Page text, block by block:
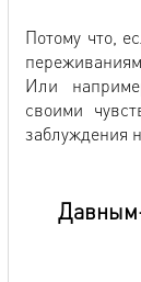
Потому что,
Или
своими
заблуждения